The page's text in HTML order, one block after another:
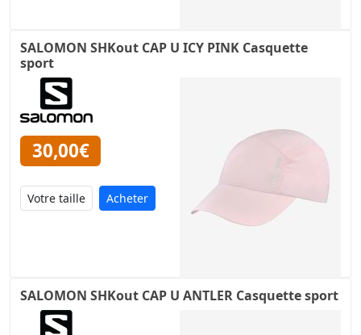
SALOMON SHKout CAP U ICY PINK Casquette
sport
30,00€
Acheter
SALOMON SHKout CAP U ANTLER Casquette sport